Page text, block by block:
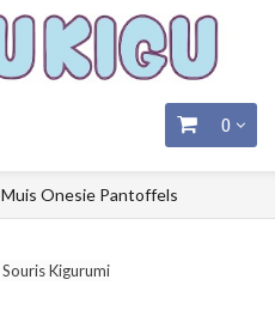
0
Muis Onesie Pantoffels